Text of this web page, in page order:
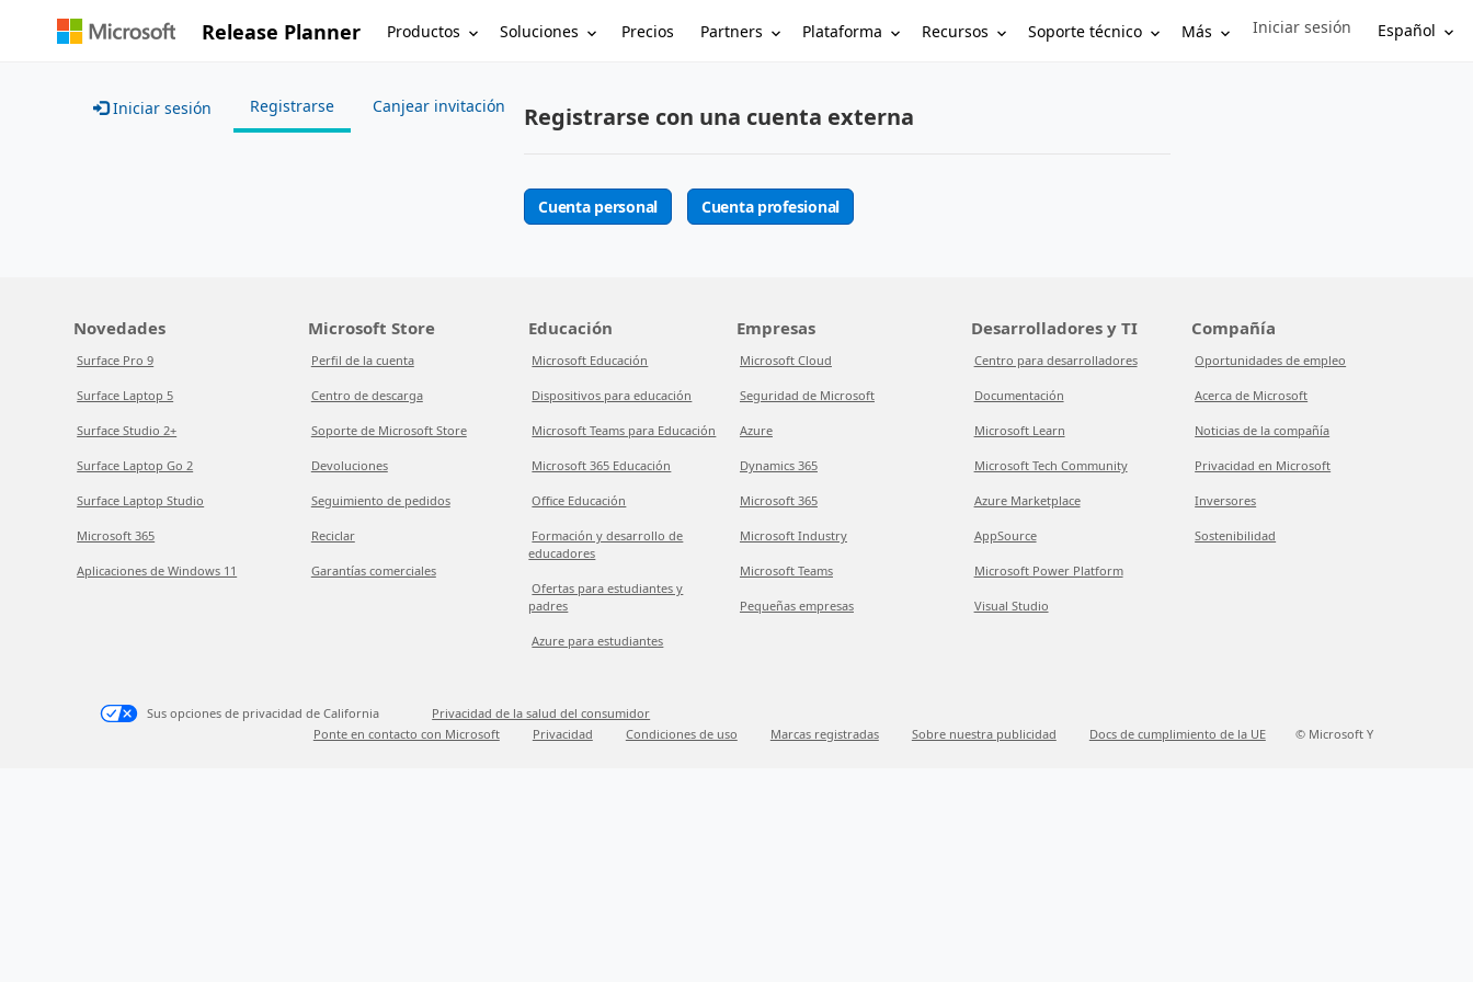
Release Planner Productos Soluciones Precios Partners Plataforma Recursos Soporte técnico Más Sign in to your account
Iniciar sesión Español
Iniciar sesión Registrarse Canjear invitación Registrarse con una cuenta externa
Cuenta personal Cuenta profesional
Novedades
Surface Pro 9
Surface Laptop 5
Surface Studio 2+
Surface Laptop Go 2
Surface Laptop Studio
Microsoft 365
Aplicaciones de Windows 11
Microsoft Store
Perfil de la cuenta
Centro de descarga
Soporte de Microsoft Store
Devoluciones
Seguimiento de pedidos
Reciclar
Garantías comerciales
Educación
Microsoft Educación
Dispositivos para educación
Microsoft Teams para Educación
Microsoft 365 Educación
Office Educación
Formación y desarrollo de
educadores
Ofertas para estudiantes y
padres
Azure para estudiantes
Empresas
Microsoft Cloud
Seguridad de Microsoft
Azure
Dynamics 365
Microsoft 365
Microsoft Industry
Microsoft Teams
Pequeñas empresas
Desarrolladores y TI
Centro para desarrolladores
Documentación
Microsoft Learn
Microsoft Tech Community
Azure Marketplace
AppSource
Microsoft Power Platform
Visual Studio
Compañía
Oportunidades de empleo
Acerca de Microsoft
Noticias de la compañía
Privacidad en Microsoft
Inversores
Sostenibilidad
Sus opciones de privacidad de California
Privacidad de la salud del consumidor
Ponte en contacto con Microsoft
Privacidad Condiciones de uso Marcas registradas Sobre nuestra publicidad Docs de cumplimiento de la UE © Microsoft Y